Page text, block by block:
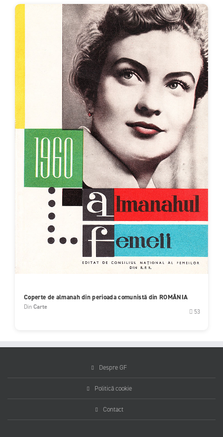
Coperte de almanah din perioada comunistă din ROMÂNIA
DinCarte
53
Despre GF
Politică cookie
Contact